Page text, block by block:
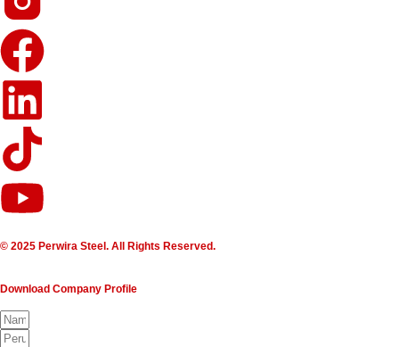
© 2025 Perwira Steel. All Rights Reserved.
Download Company Profile